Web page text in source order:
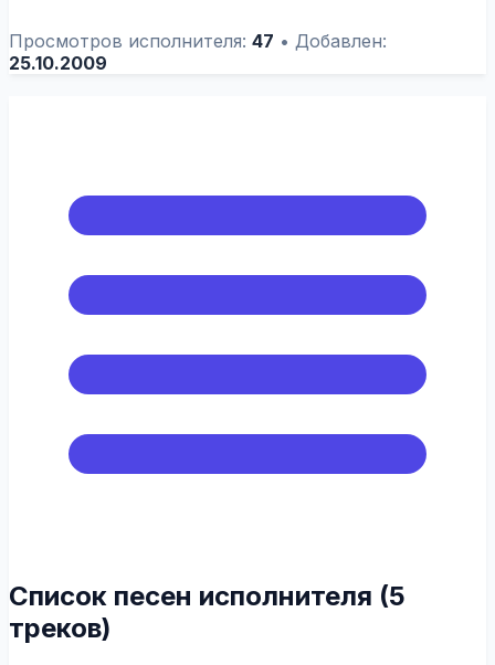
Просмотров исполнителя: 47 • Добавлен:
25.10.2009
Список песен исполнителя (5
треков)